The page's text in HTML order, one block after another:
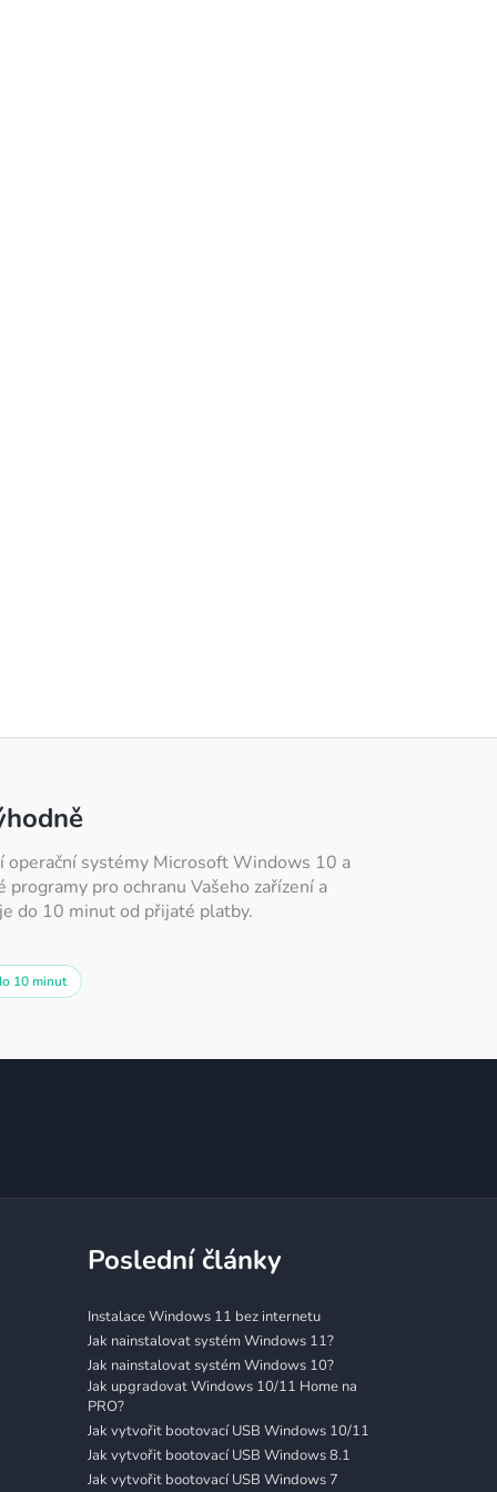
operační systémy Microsoft Windows 10 a
pro ochranu Vašeho zařízení a
do 10 minut od přijaté platby.
10 minut
Poslední články
Instalace Windows 11 bez internetu
Jak nainstalovat systém Windows 11?
Jak nainstalovat systém Windows 10?
Jak upgradovat Windows 10/11 Home na
PRO?
Jak vytvořit bootovací USB Windows 10/11
Jak vytvořit bootovací USB Windows 8.1
Jak vytvořit bootovací USB Windows 7